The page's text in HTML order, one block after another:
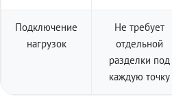
Подключение
нагрузок
Не требует
отдельной
разделки под
каждую точку